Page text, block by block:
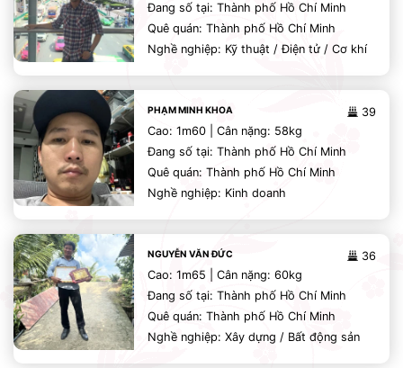
Đang số tại: Thành phố Hồ Chí Minh
Quê quán: Thành phố Hồ Chí Minh
Nghề nghiệp: Kỹ thuật / Điện tử / Cơ khí
39
PHẠM MINH KHOA
Cao: 1m60 | Cân nặng: 58kg
Đang số tại: Thành phố Hồ Chí Minh
Quê quán: Thành phố Hồ Chí Minh
Nghề nghiệp: Kinh doanh
36
NGUYỄN VĂN ĐỨC
Cao: 1m65 | Cân nặng: 60kg
Đang số tại: Thành phố Hồ Chí Minh
Quê quán: Thành phố Hồ Chí Minh
Nghề nghiệp: Xây dựng / Bất động sản